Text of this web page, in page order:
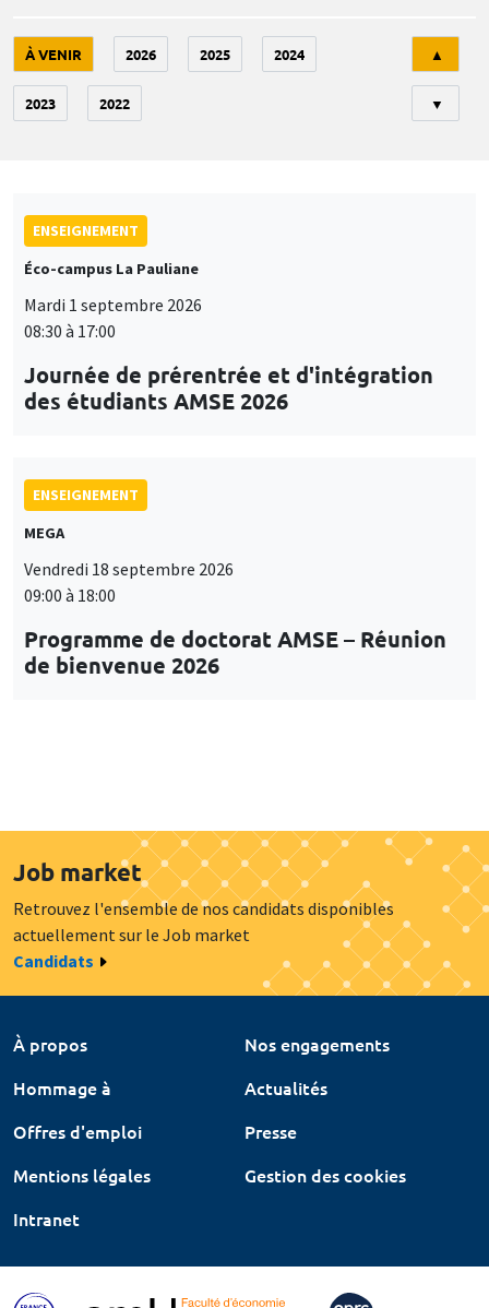
À VENIR 2026 2025 2024
2023 2022
▲
▼
ENSEIGNEMENT
Éco-campus La Pauliane
Mardi 1 septembre 2026
08:30 à 17:00
Journée de prérentrée et d'intégration
des étudiants AMSE 2026
ENSEIGNEMENT
MEGA
Vendredi 18 septembre 2026
09:00 à 18:00
Programme de doctorat AMSE – Réunion
de bienvenue 2026
Job market
Retrouvez l'ensemble de nos candidats disponibles
actuellement sur le Job market
Candidats
À propos
Nos engagements
Hommage à
Actualités
Offres d'emploi
Presse
Mentions légales
Gestion des cookies
Intranet